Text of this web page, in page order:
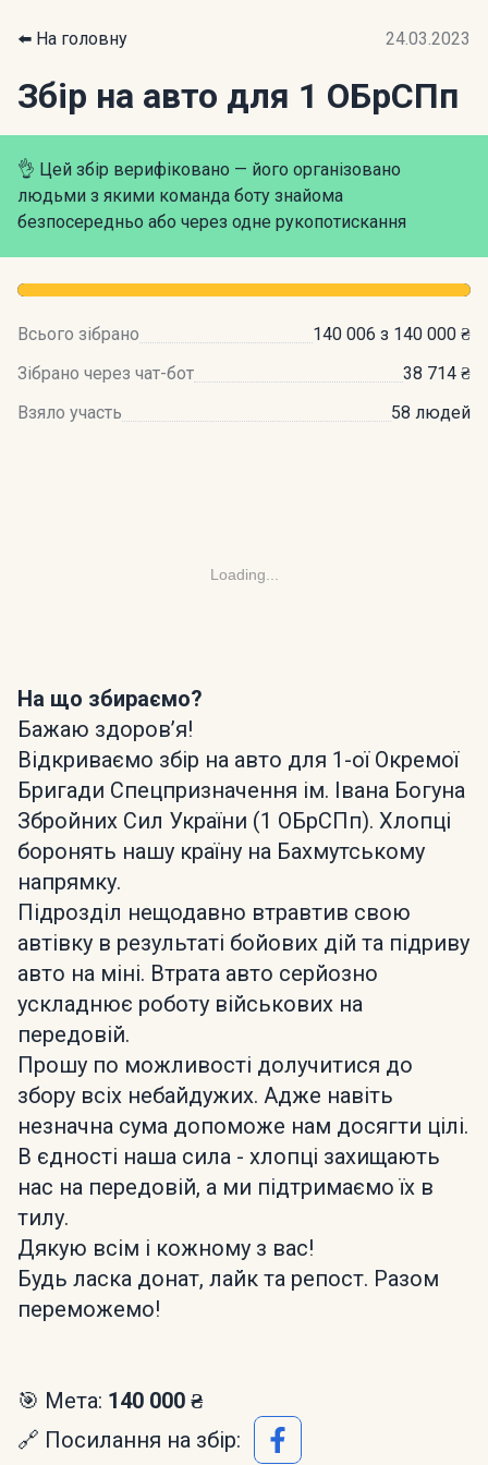
⬅️ На головну 24.03.2023
Збір на авто для 1 ОБрСПп
👌 Цей збір верифіковано — його організовано
людьми з якими команда боту знайома
безпосередньо або через одне рукопотискання
Всього зібрано
140 006 з 140 000 ₴
Зібрано через чат-бот
38 714 ₴
Взяло участь
58 людей
Loading...
На що збираємо?
Бажаю здоровʼя!
Відкриваємо збір на авто для 1-ої Окремої
Бригади Спецпризначення ім. Івана Богуна
Збройних Сил України (1 ОБрСПп). Хлопці
боронять нашу країну на Бахмутському
напрямку.
Підрозділ нещодавно втравтив свою
автівку в результаті бойових дій та підриву
авто на міні. Втрата авто серйозно
ускладнює роботу військових на
передовій.
Прошу по можливості долучитися до
збору всіх небайдужих. Адже навіть
незначна сума допоможе нам досягти цілі.
В єдності наша сила - хлопці захищають
нас на передовій, а ми підтримаємо їх в
тилу.
Дякую всім і кожному з вас!
Будь ласка донат, лайк та репост. Разом
переможемо!
🎯 Мета: 140 000 ₴
🔗 Посилання на збір: